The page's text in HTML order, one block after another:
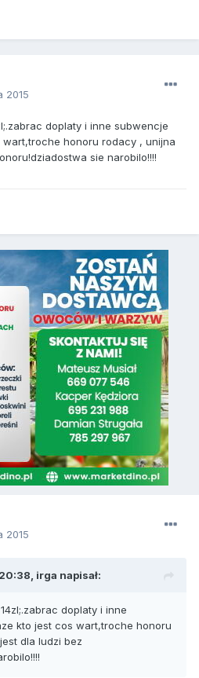
2015
doplaty i inne subwencje
honoru rodacy , unijna
sie narobilo!!!!
2015
irga napisał:
doplaty i inne
kto jest cos wart,troche honoru
dla ludzi bez